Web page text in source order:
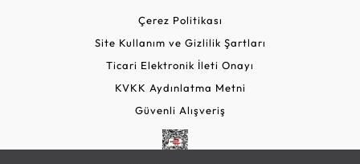
Çerez Politikası
Site Kullanım ve Gizlilik Şartları
Ticari Elektronik İleti Onayı
KVKK Aydınlatma Metni
Güvenli Alışveriş